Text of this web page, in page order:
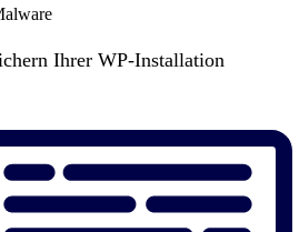
Ihrer WP-Installation